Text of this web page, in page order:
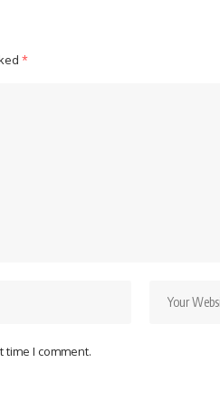
*
time I comment.